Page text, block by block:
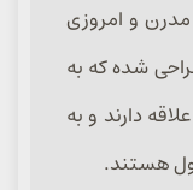
و امروزی
شده که به
دارند و به
هستند.